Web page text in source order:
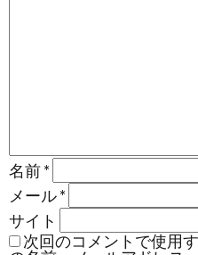
名前*
メール*
サイト
次回のコメントで使用